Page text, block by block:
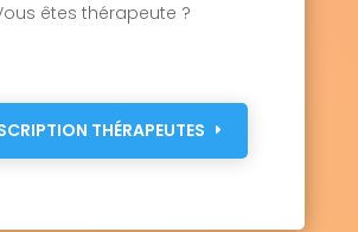
êtes thérapeute ?
THÉRAPEUTES